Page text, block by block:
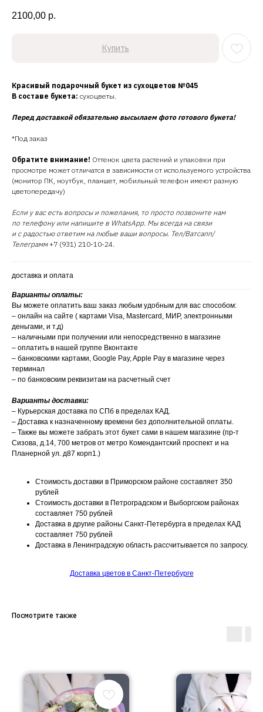
2100,00 р.
Купить
Красивый подарочный букет из сухоцветов №045
В составе букета: сухоцветы.
Перед доставкой обязательно высылаем фото готового букета!
*Под заказ
Обратите внимание! Оттенок цвета растений и упаковки при
просмотре может отличатся в зависимости от используемого устройства
(монитор ПК, ноутбук, планшет, мобильный телефон имеют разную
цветопередачу)
Если у вас есть вопросы и пожелания, то просто позвоните нам
по телефону или напишите в WhatsApp. Мы всегда на связи
и с радостью ответим на любые ваши вопросы. Тел/Ватсапп/
Телеграмм+7 (931) 210-10-24.
доставка и оплата
Варианты оплаты:
Вы можете оплатить ваш заказ любым удобным для вас способом:
– онлайн на сайте ( картами Visa, Mastercard, МИР, электронными
деньгами, и т.д)
– наличными при получении или непосредственно в магазине
– оплатить в нашей группе Вконтакте
– банковскими картами, Google Pay, Apple Pay в магазине через
терминал
– по банковским реквизитам на расчетный счет
Варианты доставки:
– Курьерская доставка по СПб в пределах КАД.
– Доставка к назначенному времени без дополнительной оплаты.
– Также вы можете забрать этот букет сами в нашем магазине (пр-т
Сизова, д.14, 700 метров от метро Комендантский проспект и на
Планерной ул. д87 корп1.)
Стоимость доставки в Приморском районе составляет 350
рублей
Стоимость доставки в Петроградском и Выборгском районах
составляет 750 рублей
Доставка в другие районы Санкт-Петербурга в пределах КАД
составляет 750 рублей
Доставка в Ленинградскую область рассчитывается по запросу.
Доставка цветов в Санкт-Петербурге
Посмотрите также